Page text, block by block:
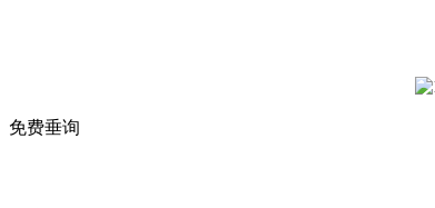
免费垂询